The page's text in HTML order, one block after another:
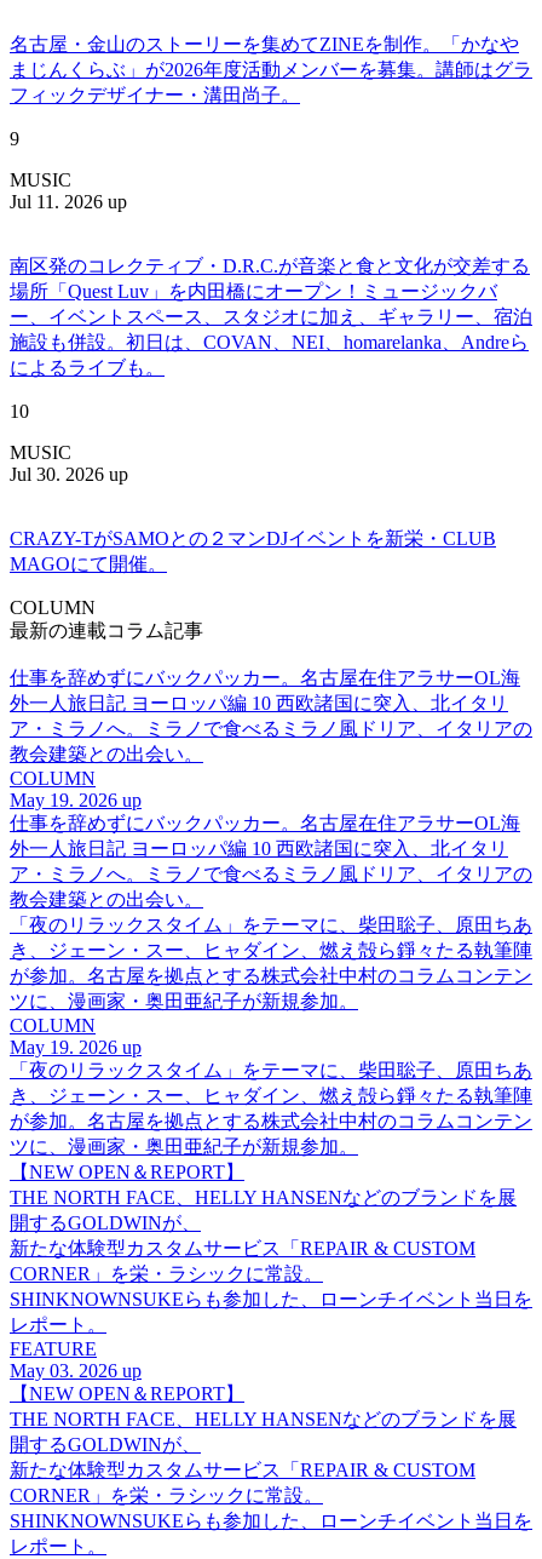
名古屋・金山のストーリーを集めてZINEを制作。「かなや
まじんくらぶ」が2026年度活動メンバーを募集。講師はグラ
フィックデザイナー・溝田尚子。
9
MUSIC
Jul 11. 2026 up
南区発のコレクティブ・D.R.C.が⾳楽と⾷と⽂化が交差する
場所「Quest Luv」を内田橋にオープン！ミュージックバ
ー、イベントスペース、スタジオに加え、ギャラリー、宿泊
施設も併設。初日は、COVAN、NEI、homarelanka、Andreら
によるライブも。
10
MUSIC
Jul 30. 2026 up
CRAZY-TがSAMOとの２マンDJイベントを新栄・CLUB
MAGOにて開催。
COLUMN
最新の連載コラム記事
仕事を辞めずにバックパッカー。名古屋在住アラサーOL海
外一人旅日記 ヨーロッパ編 10 西欧諸国に突入、北イタリ
ア・ミラノへ。ミラノで食べるミラノ風ドリア、イタリアの
教会建築との出会い。
COLUMN
May 19. 2026 up
仕事を辞めずにバックパッカー。名古屋在住アラサーOL海
外一人旅日記 ヨーロッパ編 10 西欧諸国に突入、北イタリ
ア・ミラノへ。ミラノで食べるミラノ風ドリア、イタリアの
教会建築との出会い。
「夜のリラックスタイム」をテーマに、柴田聡子、原田ちあ
き、ジェーン・スー、ヒャダイン、燃え殻ら錚々たる執筆陣
が参加。名古屋を拠点とする株式会社中村のコラムコンテン
ツに、漫画家・奥田亜紀子が新規参加。
COLUMN
May 19. 2026 up
「夜のリラックスタイム」をテーマに、柴田聡子、原田ちあ
き、ジェーン・スー、ヒャダイン、燃え殻ら錚々たる執筆陣
が参加。名古屋を拠点とする株式会社中村のコラムコンテン
ツに、漫画家・奥田亜紀子が新規参加。
【NEW OPEN＆REPORT】
THE NORTH FACE、HELLY HANSENなどのブランドを展
開するGOLDWINが、
新たな体験型カスタムサービス「REPAIR & CUSTOM
CORNER」を栄・ラシックに常設。
SHINKNOWNSUKEらも参加した、ローンチイベント当日を
レポート。
FEATURE
May 03. 2026 up
【NEW OPEN＆REPORT】
THE NORTH FACE、HELLY HANSENなどのブランドを展
開するGOLDWINが、
新たな体験型カスタムサービス「REPAIR & CUSTOM
CORNER」を栄・ラシックに常設。
SHINKNOWNSUKEらも参加した、ローンチイベント当日を
レポート。